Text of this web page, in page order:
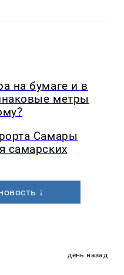
на бумаге и в
метры
Самары
самарских
↓
день назад